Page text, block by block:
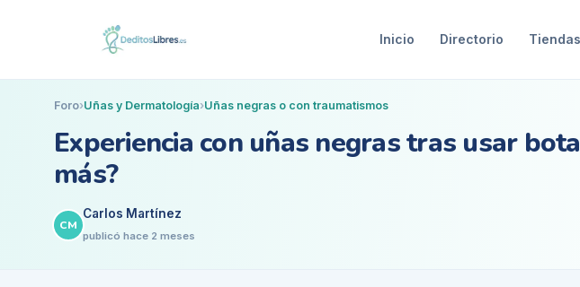
Inicio Directorio
Foro›Uñas y Dermatología›Uñas negras o con traumatismos
Experiencia con uñas negras tras usar
más?
CM
Carlos Martínez
publicó hace 2 meses